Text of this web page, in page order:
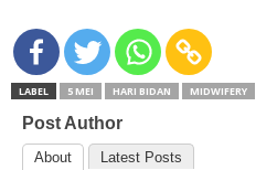
LABEL 5 MEI HARI BIDAN MIDWIFERY
Post Author
About Latest Posts